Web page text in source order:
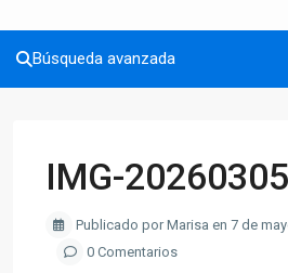
Búsqueda avanzada
IMG-
Publicado por Marisa en 7 de
0 Comentarios